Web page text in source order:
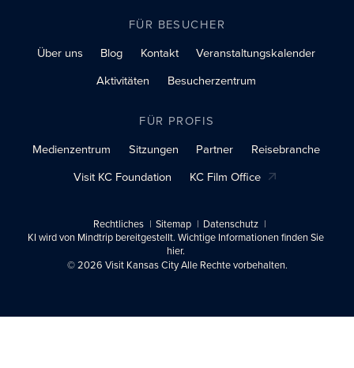
FÜR BESUCHER
Über uns
Blog Kontakt
Veranstaltungskalender
Aktivitäten
Besucherzentrum
FÜR PROFIS
Medienzentrum
Sitzungen Partner
Reisebranche
Visit KC Foundation
KC Film Office
Rechtliches Sitemap
Datenschutz
KI wird von Mindtrip bereitgestellt. Wichtige Informationen finden Sie
hier.
© 2026 Visit Kansas City Alle Rechte vorbehalten.